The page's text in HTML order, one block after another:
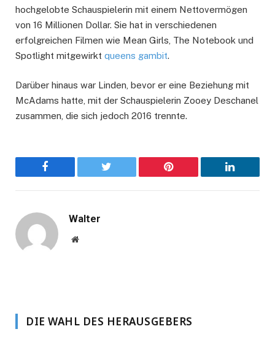
hochgelobte Schauspielerin mit einem Nettovermögen
von 16 Millionen Dollar. Sie hat in verschiedenen
erfolgreichen Filmen wie Mean Girls, The Notebook und
Spotlight mitgewirkt queens gambit.
Darüber hinaus war Linden, bevor er eine Beziehung mit
McAdams hatte, mit der Schauspielerin Zooey Deschanel
zusammen, die sich jedoch 2016 trennte.
Facebook Twitter Pinterest LinkedIn
Walter
Website
DIE WAHL DES HERAUSGEBERS